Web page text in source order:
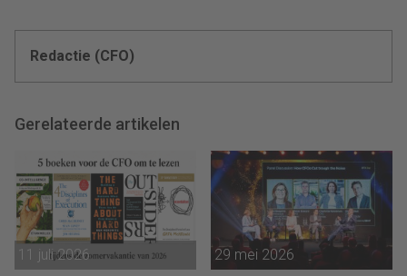
Redactie (CFO)
Gerelateerde artikelen
11 juli 2026 29 mei 2026